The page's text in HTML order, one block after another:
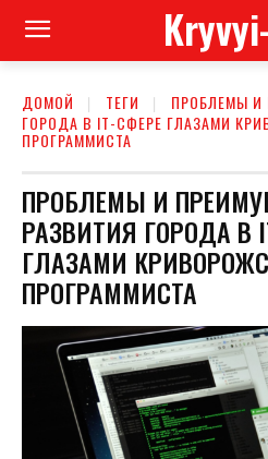
ДОМОЙ ТЕГИ
ПРОБЛЕМЫ И
ГОРОДА В IT-СФЕРЕ ГЛАЗАМИ
ПРОГРАММИСТА
ПРОБЛЕМЫ И
РАЗВИТИЯ ГОРОДА В
ГЛАЗАМИ
ПРОГРАММИСТА